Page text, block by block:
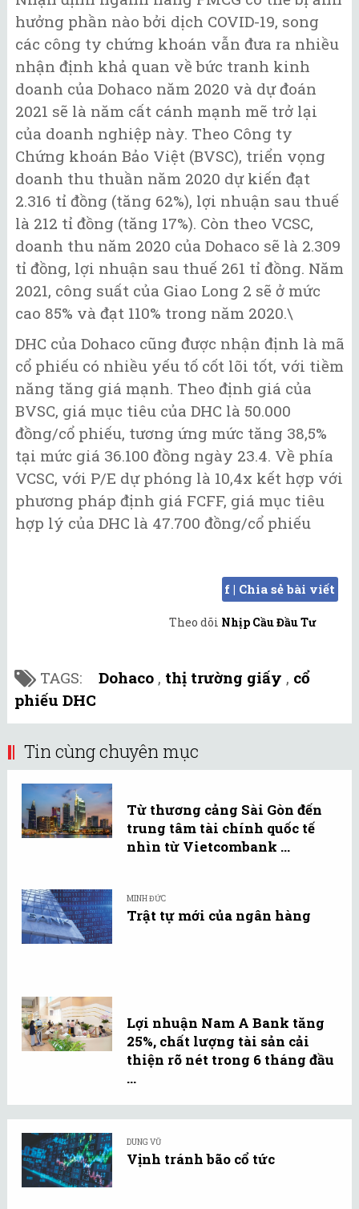
hưởng phần nào bởi dịch COVID-19, song
các công ty chứng khoán vẫn đưa ra nhiều
nhận định khả quan về bức tranh kinh
doanh của Dohaco năm 2020 và dự đoán
2021 sẽ là năm cất cánh mạnh mẽ trở lại
của doanh nghiệp này. Theo Công ty
Chứng khoán Bảo Việt (BVSC), triển vọng
doanh thu thuần năm 2020 dự kiến đạt
2.316 tỉ đồng (tăng 62%), lợi nhuận sau thuế
là 212 tỉ đồng (tăng 17%). Còn theo VCSC,
doanh thu năm 2020 của Dohaco sẽ là 2.309
tỉ đồng, lợi nhuận sau thuế 261 tỉ đồng. Năm
2021, công suất của Giao Long 2 sẽ ở mức
cao 85% và đạt 110% trong năm 2020.\
DHC của Dohaco cũng được nhận định là mã
cổ phiếu có nhiều yếu tố cốt lõi tốt, với tiềm
năng tăng giá mạnh. Theo định giá của
BVSC, giá mục tiêu của DHC là 50.000
đồng/cổ phiếu, tương ứng mức tăng 38,5%
tại mức giá 36.100 đồng ngày 23.4. Về phía
VCSC, với P/E dự phóng là 10,4x kết hợp với
phương pháp định giá FCFF, giá mục tiêu
hợp lý của DHC là 47.700 đồng/cổ phiếu
f | Chia sẻ bài viết
Theo dõi Nhịp Cầu Đầu Tư
TAGS: Dohaco , thị trường giấy , cổ
phiếu DHC
Tin cùng chuyên mục
Từ thương cảng Sài Gòn đến
trung tâm tài chính quốc tế
nhìn từ Vietcombank ...
MINH ĐỨC
Trật tự mới của ngân hàng
Lợi nhuận Nam A Bank tăng
25%, chất lượng tài sản cải
thiện rõ nét trong 6 tháng đầu
...
DUNG VŨ
Vịnh tránh bão cổ tức